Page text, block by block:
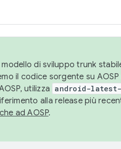
di sviluppo trunk
il codice sorgente su
utilizza android-
alla release più
ad AOSP.